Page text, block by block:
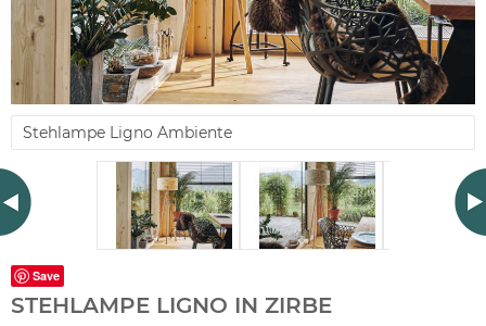
Stehlampe Ligno Ambiente
Save
STEHLAMPE LIGNO IN ZIRBE